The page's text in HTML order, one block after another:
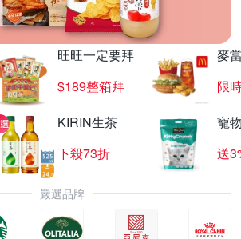
旺旺一定要拜
$189整箱拜
麥
限
KIRIN生茶
下殺73折
寵
送
嚴選品牌